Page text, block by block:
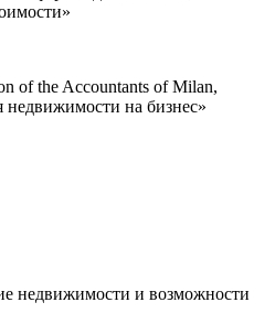
of the Accountants of Milan,
на бизнес»
недвижимости и возможности